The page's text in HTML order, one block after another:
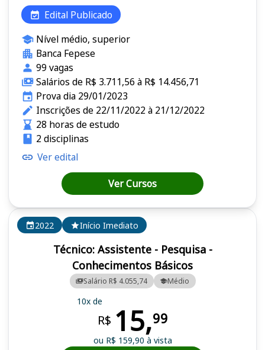
2022 Início Imediato
Técnico: Assistente - Pesquisa -
Conhecimentos Básicos
Salário R$ 4.055,74 Médio
10x de
R$ 15,99
ou R$ 159,90 à vista
Edital Publicado
Nível médio, superior
Banca Fepese
99 vagas
Salários de R$ 3.711,56 à R$ 14.456,71
Prova dia 29/01/2023
Inscrições de 22/11/2022 à 21/12/2022
28 horas de estudo
2 disciplinas
Ver edital
Ver Cursos